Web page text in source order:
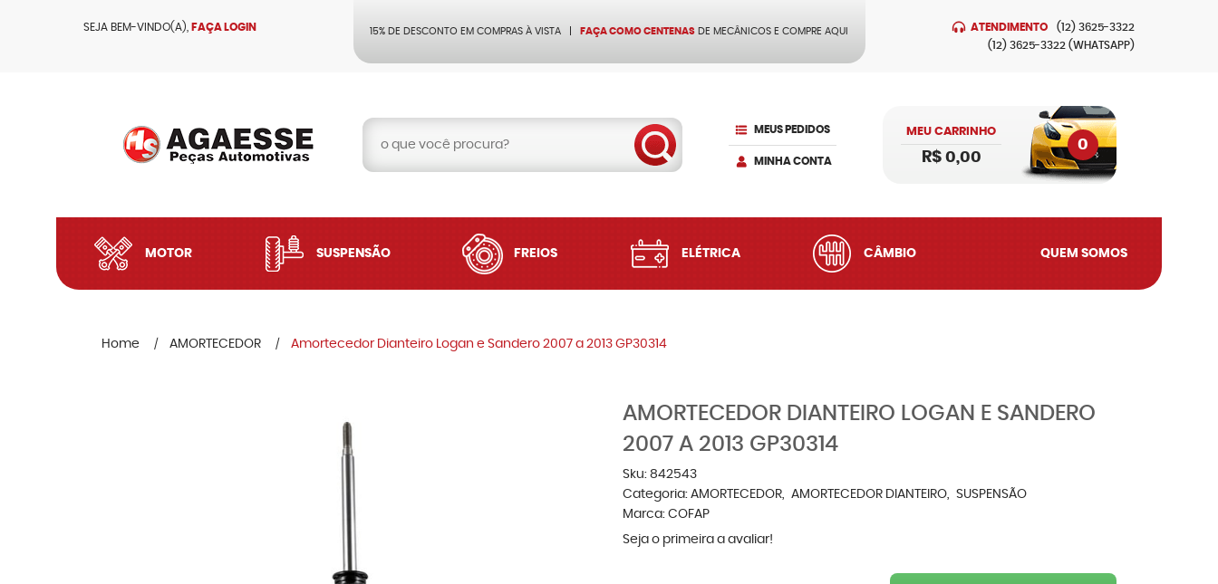
SEJA BEM-VINDO(A), FAÇA LOGIN 15% DE DESCONTO EM COMPRAS À VISTA FAÇA COMO CENTENAS DE MECÂNICOS E COMPRE AQUI ATENDIMENTO (12) 3625-3322
(12) 3625-3322 (WHATSAPP)
MEUS PEDIDOS
MINHA CONTA
MEU CARRINHO
0
R$ 0,00
MOTOR SUSPENSÃO FREIOS ELÉTRICA CÂMBIO QUEM SOMOS
Home AMORTECEDOR Amortecedor Dianteiro Logan e Sandero 2007 a 2013 GP30314
AMORTECEDOR DIANTEIRO LOGAN E SANDERO
2007 A 2013 GP30314
Sku: 842543
Categoria: AMORTECEDOR AMORTECEDOR DIANTEIRO
SUSPENSÃO
Marca: COFAP
Seja o primeira a avaliar!